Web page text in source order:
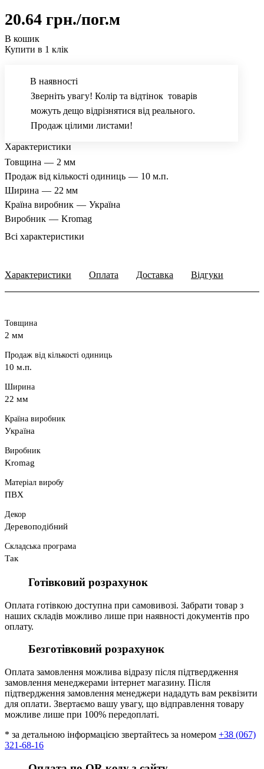
20.64 грн./пог.м
В кошик
Купити в 1 клік
В наявності
Зверніть увагу! Колір та відтінок товарів
можуть дещо відрізнятися від реального.
Продаж цілими листами!
Характеристики
Товщина — 2 мм
Продаж від кількості одиниць — 10 м.п.
Ширина — 22 мм
Країна виробник — Україна
Виробник — Kromag
Всі характеристики
Характеристики Оплата Доставка Відгуки
Товщина
2 мм
Продаж від кількості одиниць
10 м.п.
Ширина
22 мм
Країна виробник
Україна
Виробник
Kromag
Матеріал виробу
ПВХ
Декор
Деревоподібний
Складська програма
Так
Готівковий розрахунок
Оплата готівкою доступна при самовивозі. Забрати товар з
наших складів можливо лише при наявності документів про
оплату.
Безготівковий розрахунок
Оплата замовлення можлива відразу після підтвердження
замовлення менеджерами інтернет магазину. Після
підтвердження замовлення менеджери нададуть вам реквізити
для оплати. Звертаємо вашу увагу, що відправлення товару
можливе лише при 100% передоплаті.
* за детальною інформацією звертайтесь за номером +38 (067)
321-68-16